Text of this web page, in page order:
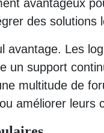
avantageux
des solutions
avantage. Les
un support
multitude de
améliorer leurs